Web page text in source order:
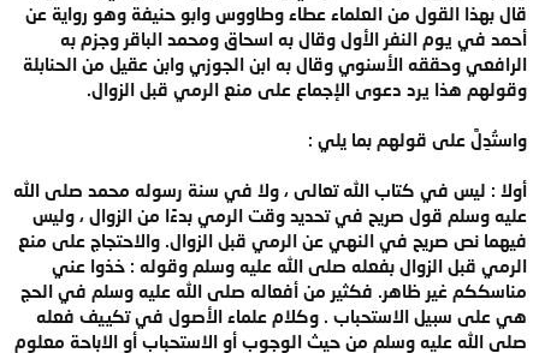
قال بهذا القول من العلماء عطاء وطاووس وابو حنيفة وهو رواية عن
أحمد في يوم النفر الأول وقال به اسحاق ومحمد الباقر وجزم به
الرافعي وحققه الأسنوي وقال به ابن الجوزي وابن عقيل من الحنابلة
وقولهم هذا يرد دعوى الإجماع على منع الرمي قبل الزوال.
واستُدِلَّ على قولهم بما يلي :
أولا : ليس في كتاب الله تعالى ، ولا في سنة رسوله محمد صلى الله
عليه وسلم قول صريح في تحديد وقت الرمي بدءًا من الزوال ، وليس
فيهما نص صريح في النهي عن الرمي قبل الزوال. والاحتجاج على منع
الرمي قبل الزوال بفعله صلى الله عليه وسلم وقوله : خذوا عني
مناسككم غير ظاهر. فكثير من أفعاله صلى الله عليه وسلم في الحج
هي على سبيل الاستحباب . وكلام علماء الأصول في تكييف فعله
صلى الله عليه وسلم من حيث الوجوب أو الاستحباب أو الاباحة معلوم